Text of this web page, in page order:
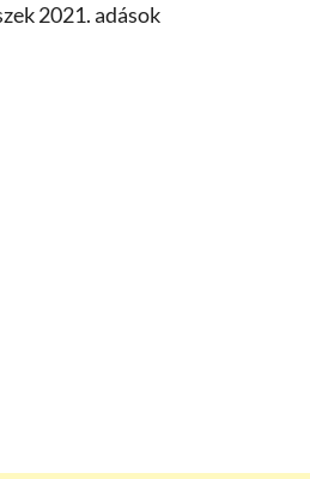
2021. adások